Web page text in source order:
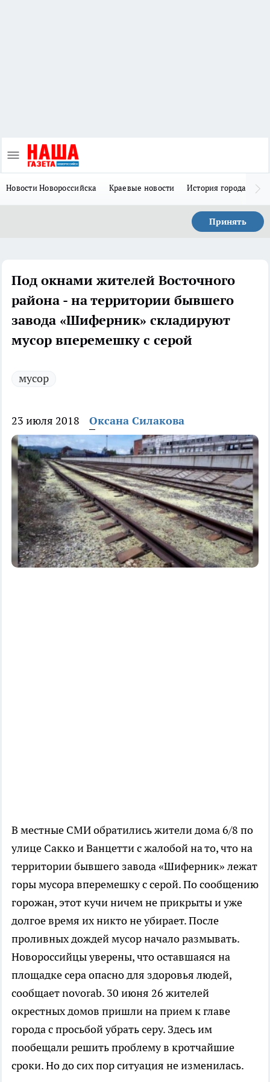
Новости Новороссийска Краевые новости История города Н
Принять
Под окнами жителей Восточного
района - на территории бывшего
завода «Шиферник» складируют
мусор вперемешку с серой
мусор
23 июля 2018 Оксана Силакова
В местные СМИ обратились жители дома 6/8 по
улице Сакко и Ванцетти с жалобой на то, что на
территории бывшего завода «Шиферник» лежат
горы мусора вперемешку с серой. По сообщению
горожан, этот кучи ничем не прикрыты и уже
долгое время их никто не убирает. После
проливных дождей мусор начало размывать.
Новороссийцы уверены, что оставшаяся на
площадке сера опасно для здоровья людей,
сообщает novorab. 30 июня 26 жителей
окрестных домов пришли на прием к главе
города с просьбой убрать серу. Здесь им
пообещали решить проблему в кротчайшие
сроки. Но до сих пор ситуация не изменилась.